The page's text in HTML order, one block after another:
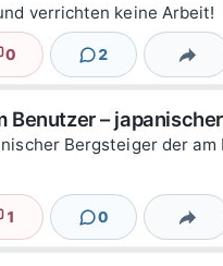
verrichten keine Arbeit!
lustig
0 2
Kommentare
Benutzer –
Bergsteiger der
lustig
1 0
Kommentare